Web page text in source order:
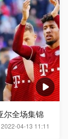
2022-04-13 11:11
尔全场集锦